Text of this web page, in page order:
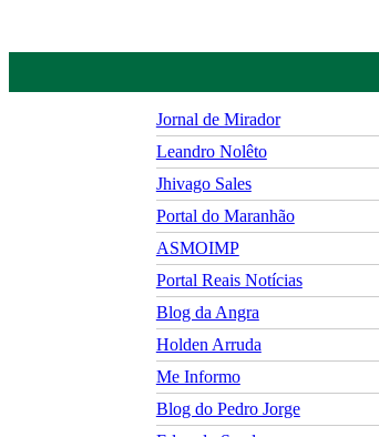
Jornal de Mirador
Leandro Nolêto
Jhivago Sales
Portal do Maranhão
ASMOIMP
Portal Reais Notí­cias
Blog da Angra
Holden Arruda
Me Informo
Blog do Pedro Jorge